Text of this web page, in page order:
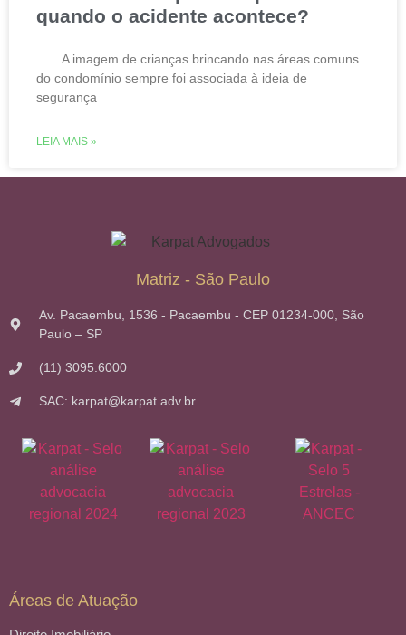
quando o acidente acontece?
A imagem de crianças brincando nas áreas comuns
do condomínio sempre foi associada à ideia de
segurança
LEIA MAIS »
Matriz - São Paulo
Av. Pacaembu, 1536 - Pacaembu - CEP 01234-000, São
Paulo – SP
(11) 3095.6000
SAC: karpat@karpat.adv.br
Áreas de Atuação